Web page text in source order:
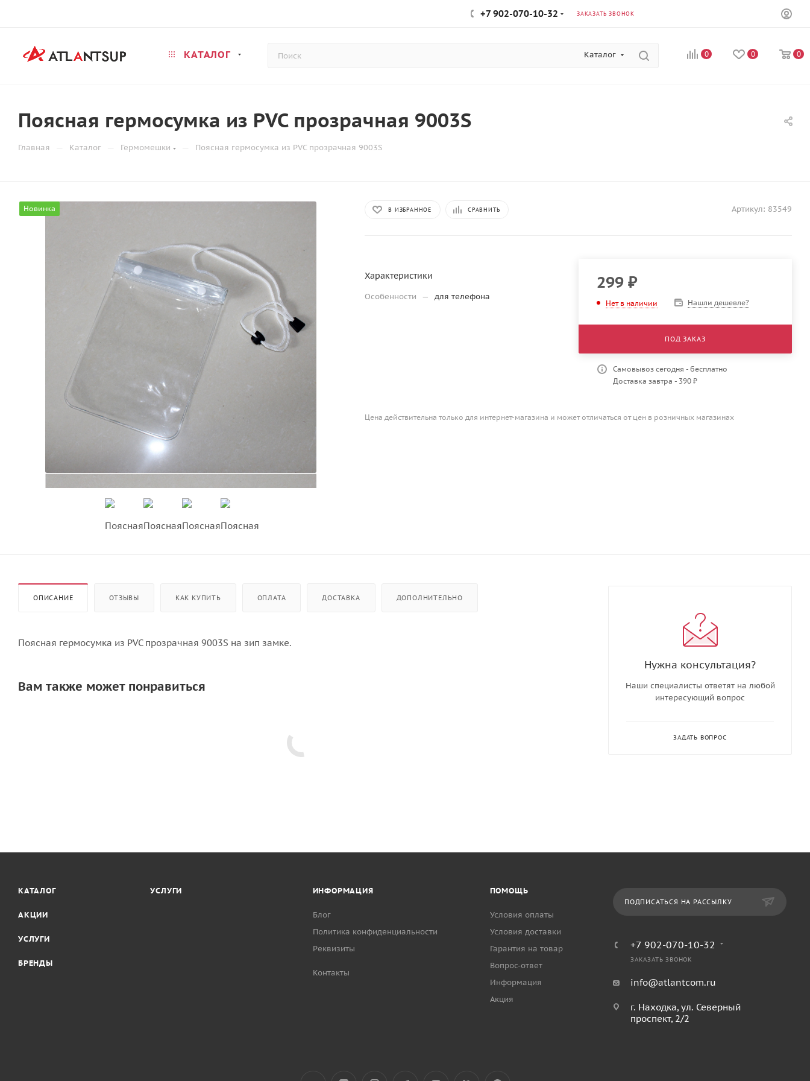
+7 902-070-10-32 ЗАКАЗАТЬ ЗВОНОК
КАТАЛОГ Каталог 0 0 0
Поясная гермосумка из PVC прозрачная 9003S
Главная — Каталог — Гермомешки — Поясная гермосумка из PVC прозрачная 9003S
Новинка В ИЗБРАННОЕ СРАВНИТЬ Артикул: 83549
Характеристики
Особенности — для телефона
299₽
Нет в наличии Нашли дешевле?
ПОД ЗАКАЗ
Самовывоз сегодня - бесплатно
Доставка завтра - 390 ₽
Цена действительна только для интернет-магазина и может отличаться от цен в розничных магазинах
ОПИСАНИЕ ОТЗЫВЫ КАК КУПИТЬ ОПЛАТА ДОСТАВКА ДОПОЛНИТЕЛЬНО
Поясная гермосумка из PVC прозрачная 9003S на зип замке.
Вам также может понравиться
Нужна консультация?
Наши специалисты ответят на любой
интересующий вопрос
ЗАДАТЬ ВОПРОС
КАТАЛОГ
АКЦИИ
УСЛУГИ
БРЕНДЫ
УСЛУГИ ИНФОРМАЦИЯ
Блог
Политика конфиденциальности
Реквизиты
Контакты
ПОМОЩЬ
Условия оплаты
Условия доставки
Гарантия на товар
Вопрос-ответ
Информация
Акция
ПОДПИСАТЬСЯ НА РАССЫЛКУ
+7 902-070-10-32
ЗАКАЗАТЬ ЗВОНОК
info@atlantcom.ru
г. Находка, ул. Северный
проспект, 2/2